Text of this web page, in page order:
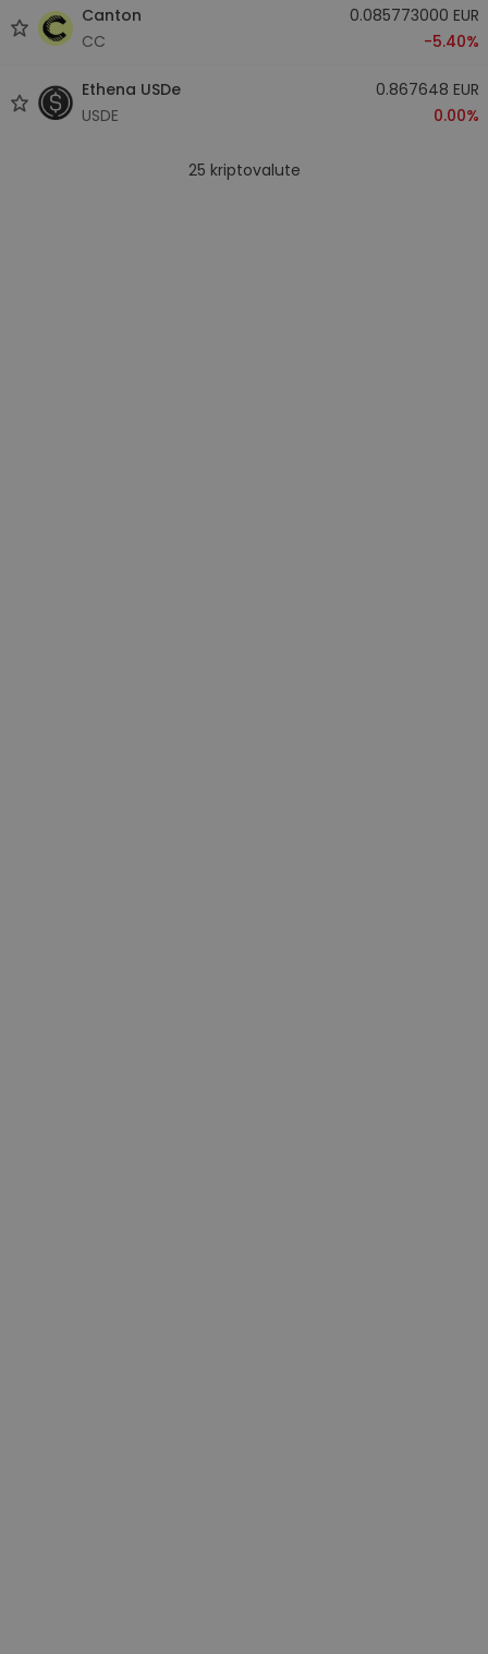
Canton
CC
0.085773000 EUR
-5.40%
Ethena USDe
USDE
0.867648 EUR
0.00%
25 kriptovalute